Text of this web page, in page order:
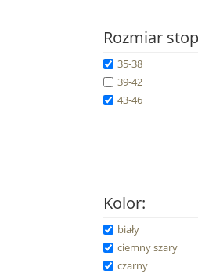
Rozmiar
35-38
39-42
43-46
Kolor:
biały
ciemny szary
czarny